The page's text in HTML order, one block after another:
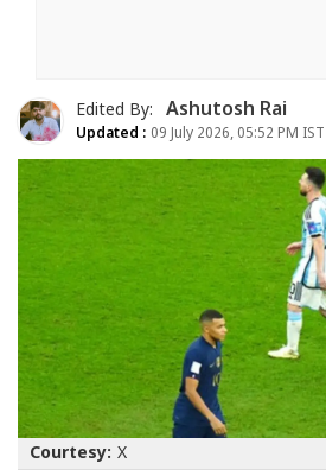
Edited By: Ashutosh Rai
Updated : 09 July 2026, 05:52 PM IST
Courtesy: X